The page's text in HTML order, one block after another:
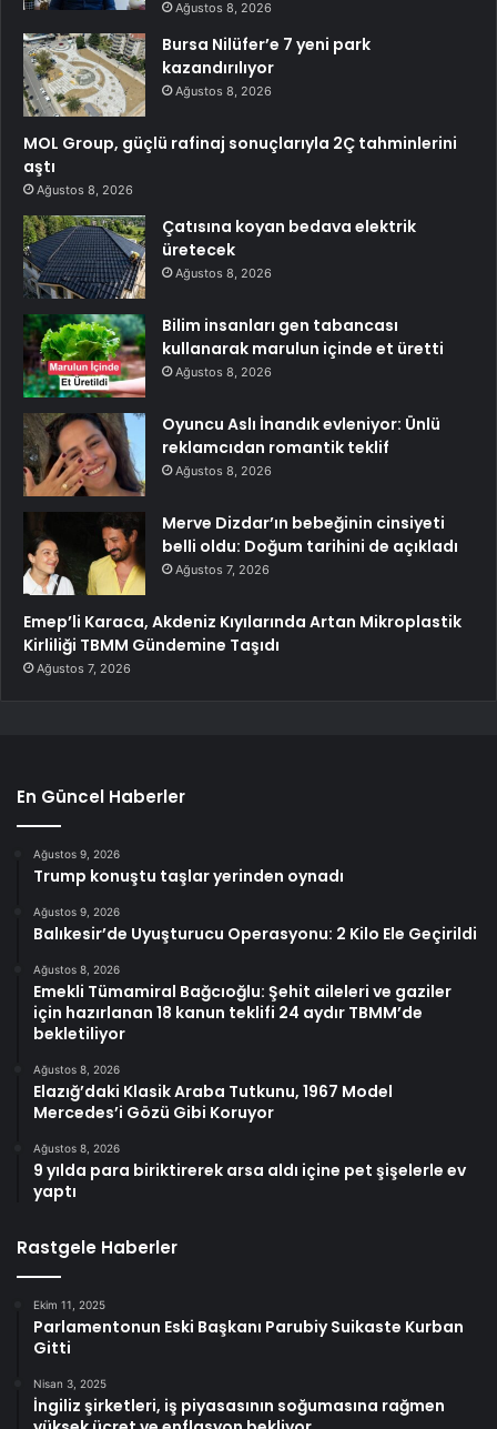
Ağustos 8, 2026
Bursa Nilüfer’e 7 yeni park
kazandırılıyor
Ağustos 8, 2026
MOL Group, güçlü rafinaj sonuçlarıyla 2Ç tahminlerini
aştı
Ağustos 8, 2026
Çatısına koyan bedava elektrik
üretecek
Ağustos 8, 2026
Bilim insanları gen tabancası
kullanarak marulun içinde et üretti
Ağustos 8, 2026
Oyuncu Aslı İnandık evleniyor: Ünlü
reklamcıdan romantik teklif
Ağustos 8, 2026
Merve Dizdar’ın bebeğinin cinsiyeti
belli oldu: Doğum tarihini de açıkladı
Ağustos 7, 2026
Emep’li Karaca, Akdeniz Kıyılarında Artan Mikroplastik
Kirliliği TBMM Gündemine Taşıdı
Ağustos 7, 2026
En Güncel Haberler
Ağustos 9, 2026
Trump konuştu taşlar yerinden oynadı
Ağustos 9, 2026
Balıkesir’de Uyuşturucu Operasyonu: 2 Kilo Ele Geçirildi
Ağustos 8, 2026
Emekli Tümamiral Bağcıoğlu: Şehit aileleri ve gaziler
için hazırlanan 18 kanun teklifi 24 aydır TBMM’de
bekletiliyor
Ağustos 8, 2026
Elazığ’daki Klasik Araba Tutkunu, 1967 Model
Mercedes’i Gözü Gibi Koruyor
Ağustos 8, 2026
9 yılda para biriktirerek arsa aldı içine pet şişelerle ev
yaptı
Rastgele Haberler
Ekim 11, 2025
Parlamentonun Eski Başkanı Parubiy Suikaste Kurban
Gitti
Nisan 3, 2025
İngiliz şirketleri, iş piyasasının soğumasına rağmen